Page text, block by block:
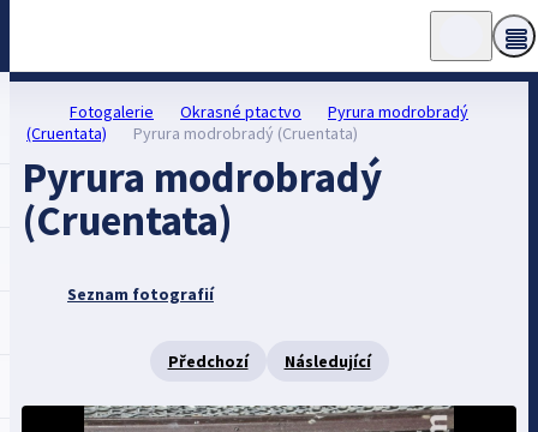
Fotogalerie Okrasné ptactvo
Pyrura modrobradý
(Cruentata)
Pyrura modrobradý (Cruentata)
Pyrura modrobradý
(Cruentata)
Seznam fotografií
Předchozí Následující